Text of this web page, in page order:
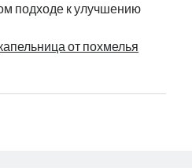
подходе к улучшению
от похмелья